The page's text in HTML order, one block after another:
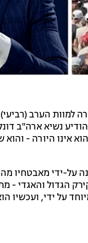
למוות הערב
נשיא ארה"ב
אינו היורה - והוא
- ופונה על-ידי
"צ'רלי קירק הגדול